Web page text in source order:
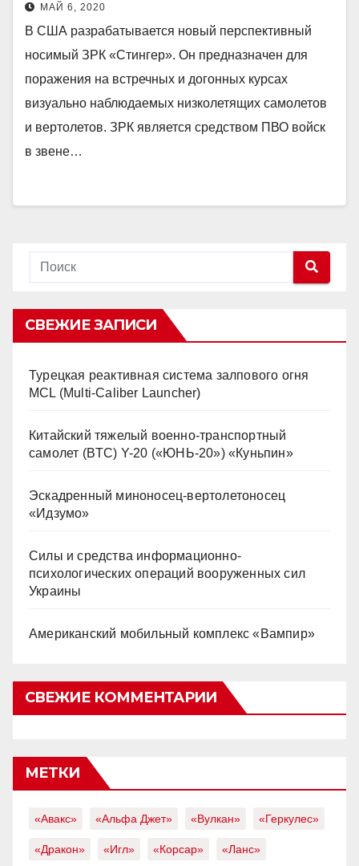
МАЙ 6, 2020
В США разрабатывается новый перспективный
носимый ЗРК «Стингер». Он предназначен для
поражения на встречных и догонных курсах
визуально наблюдаемых низколетящих самолетов
и вертолетов. ЗРК является средством ПВО войск
в звене…
СВЕЖИЕ ЗАПИСИ
Турецкая реактивная система залпового огня
MCL (Multi-Caliber Launcher)
Китайский тяжелый военно-транспортный
самолет (BTC) Y-20 («ЮНЬ-20») «Куньпин»
Эскадренный миноносец-вертолетоносец
«Идзумо»
Силы и средства информационно-
психологических операций вооруженных сил
Украины
Американский мобильный комплекс «Вампир»
СВЕЖИЕ КОММЕНТАРИИ
МЕТКИ
«Авакс» «Альфа Джет» «Вулкан» «Геркулес»
«Дракон» «Игл» «Корсар» «Ланс»